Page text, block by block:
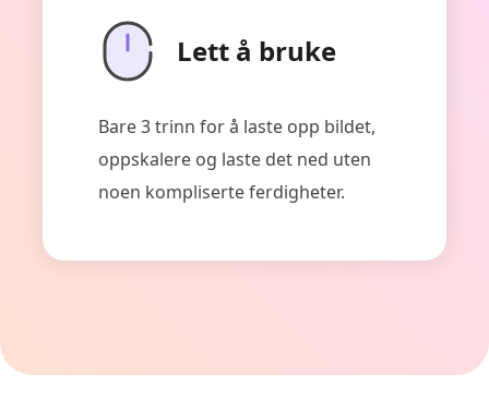
Lett å bruke
Bare 3 trinn for å laste opp bildet,
oppskalere og laste det ned uten
noen kompliserte ferdigheter.